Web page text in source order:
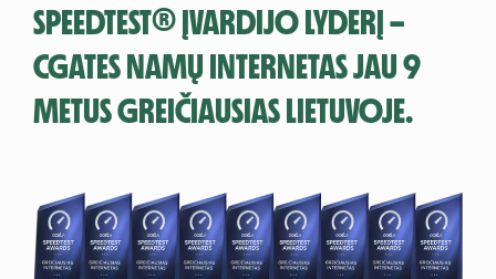
SPEEDTEST® ĮVARDIJO LYDERĮ –
CGATES NAMŲ INTERNETAS JAU 9
METUS GREIČIAUSIAS LIETUVOJE.